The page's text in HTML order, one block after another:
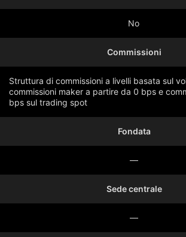
No
Commissioni
Struttura di commissioni a livelli basata sul
commissioni maker a partire da 0 bps e
bps sul trading spot
Fondata
—
Sede centrale
—